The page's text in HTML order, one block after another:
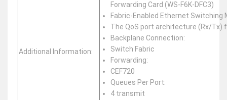
Additional Information:
Forwarding Card (WS-F6K-DFC3)
Fabric-Enabled Ethernet Switching
The QoS port architecture (Rx/
Backplane Connection:
Switch Fabric
Forwarding:
CEF720
Queues Per Port:
4 transmit